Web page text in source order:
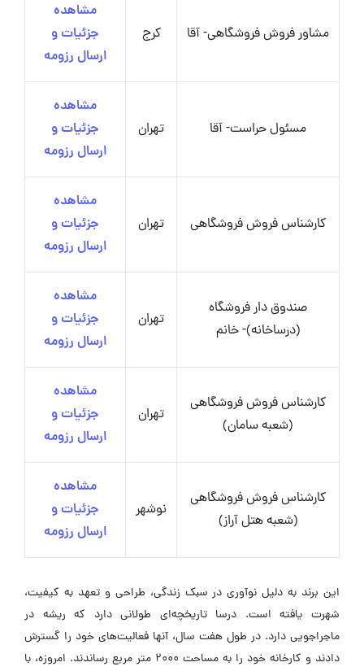
مشاور فروش فروشگاهی- آقا کرج
مشاهده
جزئیات و
ارسال رزومه
مسئول حراست- آقا تهران
مشاهده
جزئیات و
ارسال رزومه
کارشناس فروش فروشگاهی تهران
مشاهده
جزئیات و
ارسال رزومه
صندوق دار فروشگاه
(درساخانه)- خانم
تهران
مشاهده
جزئیات و
ارسال رزومه
کارشناس فروش فروشگاهی
(شعبه سامان)
تهران
مشاهده
جزئیات و
ارسال رزومه
کارشناس فروش فروشگاهی
(شعبه هتل آراز)
نوشهر
مشاهده
جزئیات و
ارسال رزومه
این برند به دلیل نوآوری در سبک زندگی، طراحی و تعهد به کیفیت،
شهرت یافته است. درسا تاریخچه‌ای طولانی دارد که ریشه در
ماجراجویی دارد. در طول هفت سال، آنها فعالیت‌های خود را گسترش
دادند و کارخانه خود را به مساحت ۲۰۰۰ متر مربع رساندند. امروزه، با